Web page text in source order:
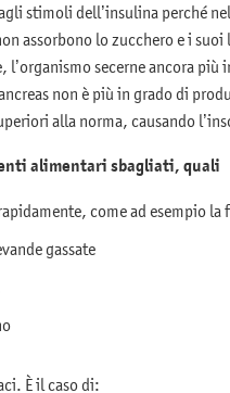
stimoli dell’insulina perché
assorbono lo zucchero e i suoi
secerne ancora più
non è più in grado di
alla norma, causando
alimentari sbagliati, quali
come ad esempio la
gassate
È il caso di: